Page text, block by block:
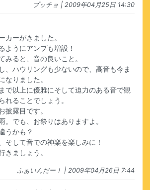
プッチョ | 2009年04月25日 14:30
カーがきました。
ようにアンプも増設！
みると、音の良いこと。
、ハウリングも少ないので、高音も今ま
なりました。
で以上に優雅にそして迫力のある音で観
れることでしょう。
披露目です。
。でも、お祭りはありますよ。
うかも？
そして音での神楽を楽しみに！
きましょう。
ふぁいんだー！ | 2009年04月26日 7:44